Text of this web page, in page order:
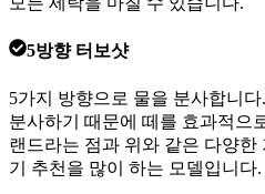
5방향 터보샷
5가지 방향으로 물을 분사합니
분사하기 때문에 떼를 효과적으
랜드라는 점과 위와 같은 다양
기 추천을 많이 하는 모델입니다.